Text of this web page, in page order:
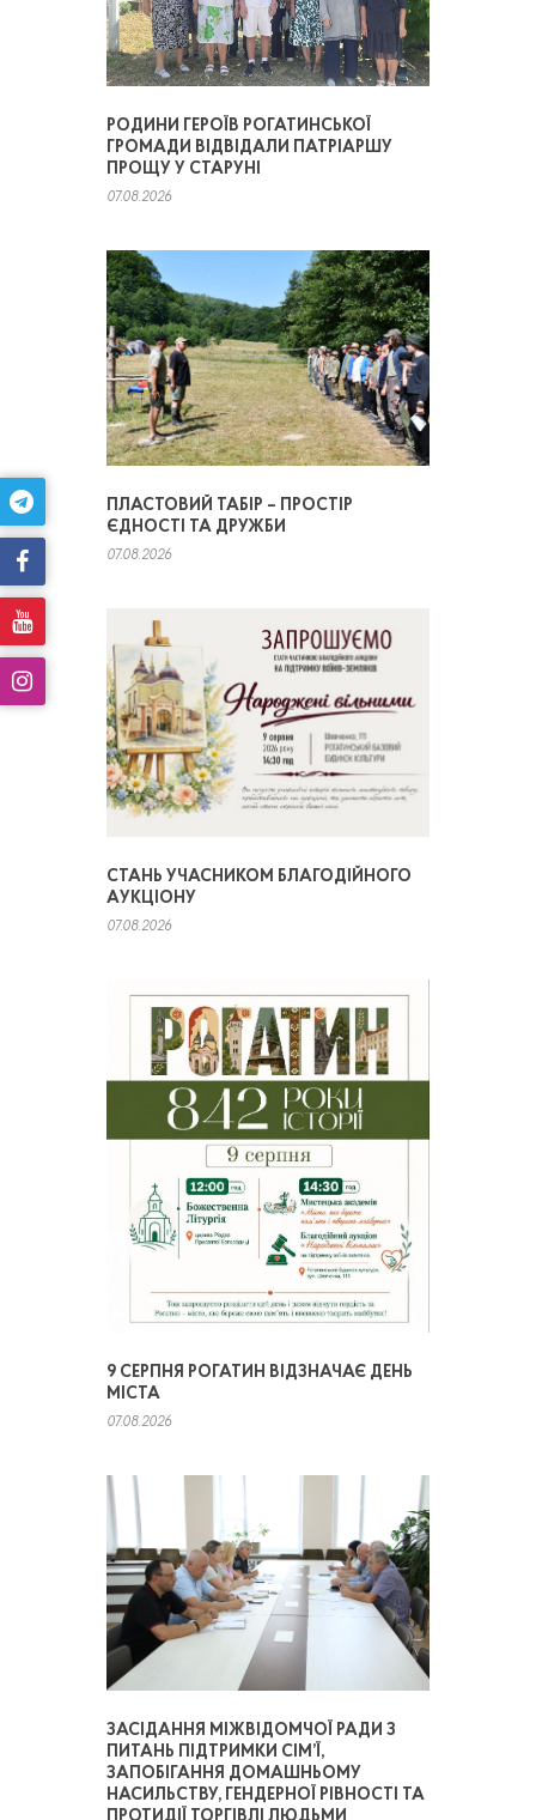
РОДИНИ ГЕРОЇВ РОГАТИНСЬКОЇ
ГРОМАДИ ВІДВІДАЛИ ПАТРІАРШУ
ПРОЩУ У СТАРУНІ
07.08.2026
ПЛАСТОВИЙ ТАБІР – ПРОСТІР
ЄДНОСТІ ТА ДРУЖБИ
07.08.2026
СТАНЬ УЧАСНИКОМ БЛАГОДІЙНОГО
АУКЦІОНУ
07.08.2026
9 СЕРПНЯ РОГАТИН ВІДЗНАЧАЄ ДЕНЬ
МІСТА
07.08.2026
ЗАСІДАННЯ МІЖВІДОМЧОЇ РАДИ З
ПИТАНЬ ПІДТРИМКИ СІМ’Ї,
ЗАПОБІГАННЯ ДОМАШНЬОМУ
НАСИЛЬСТВУ, ГЕНДЕРНОЇ РІВНОСТІ ТА